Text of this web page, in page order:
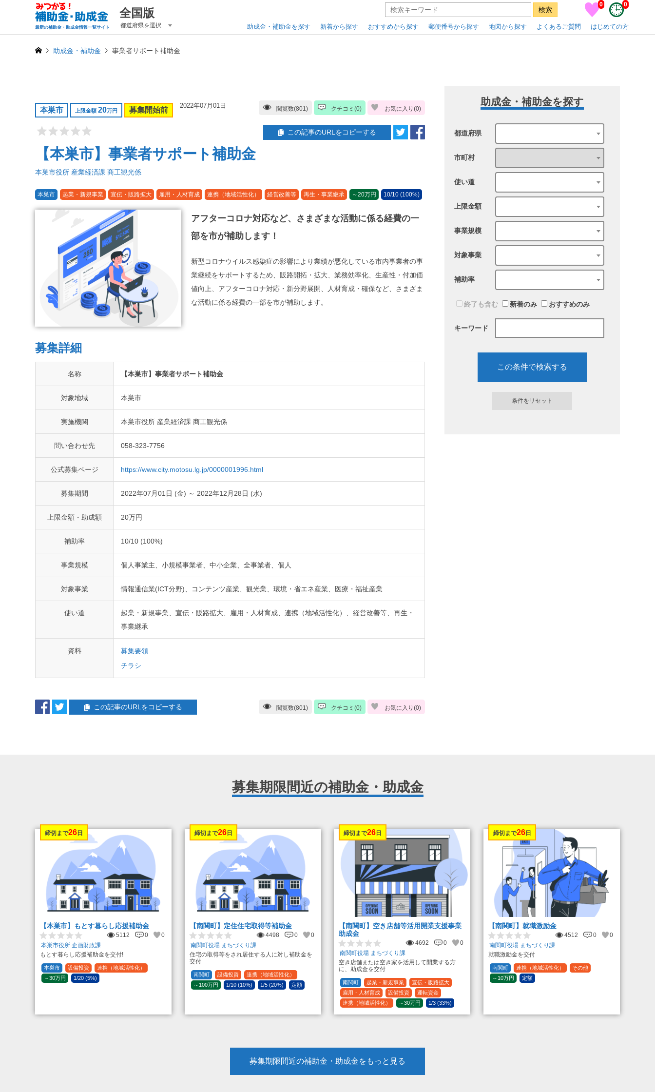
最新の補助金・助成金情報一覧サイト
全国版
都道府県を選択
0 0
助成金・補助金を探す 新着から探す おすすめから探す 郵便番号から探す 地図から探す よくあるご質問 はじめての方
助成金・補助金 事業者サポート補助金
本巣市 上限金額 20万円 募集開始前
2022年07月01日 閲覧数(801) クチコミ(0) お気に入り(0)
この記事のURLをコピーする
【本巣市】事業者サポート補助金
本巣市役所 産業経済課 商工観光係
本巣市 起業・新規事業 宣伝・販路拡大 雇用・人材育成 連携（地域活性化） 経営改善等 再生・事業継承 ～20万円 10/10 (100%)
アフターコロナ対応など、さまざまな活動に係る経費の一
部を市が補助します！
新型コロナウイルス感染症の影響により業績が悪化している市内事業者の事
業継続をサポートするため、販路開拓・拡大、業務効率化、生産性・付加価
値向上、アフターコロナ対応・新分野展開、人材育成・確保など、さまざま
な活動に係る経費の一部を市が補助します。
募集詳細
名称 【本巣市】事業者サポート補助金
対象地域 本巣市
実施機関 本巣市役所 産業経済課 商工観光係
問い合わせ先 058-323-7756
公式募集ページ https://www.city.motosu.lg.jp/0000001996.html
募集期間 2022年07月01日 (金) ～ 2022年12月28日 (水)
上限金額・助成額 20万円
補助率 10/10 (100%)
事業規模 個人事業主、小規模事業者、中小企業、全事業者、個人
対象事業 情報通信業(ICT分野)、コンテンツ産業、観光業、環境・省エネ産業、医療・福祉産業
使い道
起業・新規事業、宣伝・販路拡大、雇用・人材育成、連携（地域活性化）、経営改善等、再生・
事業継承
資料
募集要領
チラシ
この記事のURLをコピーする 閲覧数(801) クチコミ(0) お気に入り(0)
助成金・補助金を探す
都道府県
市町村
使い道
上限金額
事業規模
対象事業
補助率
終了も含む 新着のみ おすすめのみ
キーワード
募集期限間近の補助金・助成金
締切まで26日
【本巣市】もとす暮らし応援補助金
5112 0
0
本巣市役所 企画財政課
もとす暮らし応援補助金を交付!
本巣市 設備投資
連携（地域活性化）
～30万円
1/20 (5%)
締切まで26日
【南関町】定住住宅取得等補助金
4498 0
0
南関町役場 まちづくり課
住宅の取得等をされ居住する人に対し補助金を
交付
南関町 設備投資
連携（地域活性化）
～100万円
1/10 (10%) 1/5 (20%) 定額
締切まで26日
【南関町】空き店舗等活用開業支援事業
助成金
4692 0
0
南関町役場 まちづくり課
空き店舗または空き家を活用して開業する方
に、助成金を交付
南関町 起業・新規事業
宣伝・販路拡大
雇用・人材育成
設備投資
運転資金
連携（地域活性化）
～30万円 1/3 (33%)
締切まで26日
【南関町】就職激励金
4512 0
0
南関町役場 まちづくり課
就職激励金を交付
南関町 連携（地域活性化）
その他
～10万円
定額
募集期限間近の補助金・助成金をもっと見る